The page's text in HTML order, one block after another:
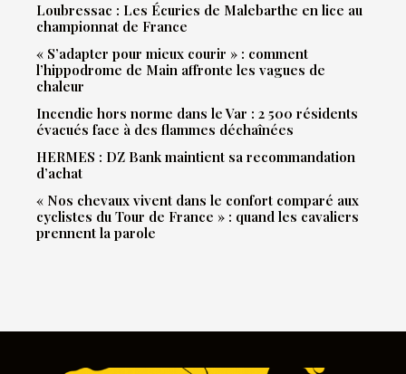
Loubressac : Les Écuries de Malebarthe en lice au
championnat de France
« S’adapter pour mieux courir » : comment
l’hippodrome de Main affronte les vagues de
chaleur
Incendie hors norme dans le Var : 2 500 résidents
évacués face à des flammes déchaînées
HERMES : DZ Bank maintient sa recommandation
d’achat
« Nos chevaux vivent dans le confort comparé aux
cyclistes du Tour de France » : quand les cavaliers
prennent la parole